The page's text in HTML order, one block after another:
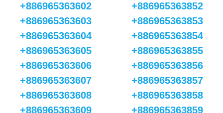
+886965363602
+886965363603
+886965363604
+886965363605
+886965363606
+886965363607
+886965363608
+886965363609
+886965363852
+886965363853
+886965363854
+886965363855
+886965363856
+886965363857
+886965363858
+886965363859